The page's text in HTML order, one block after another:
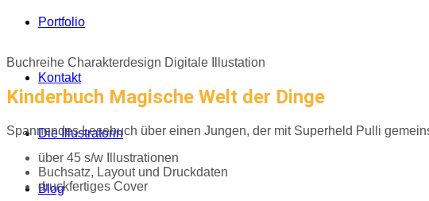
Portfolio
Kontakt
Die Illustratorin
Blog
Buchreihe Charakterdesign Digitale Illustation
Kinderbuch Magische Welt der Dinge
Spannendes Lesebuch über einen Jungen, der mit Superheld Pulli
über 45 s/w Illustrationen
Buchsatz, Layout und Druckdaten
druckfertiges Cover